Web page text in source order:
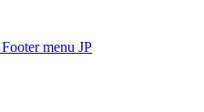
menu JP